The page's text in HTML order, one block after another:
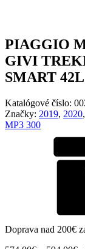
PIAGGIO
GIVI
SMART
Katalógové číslo:
Značky: 2019, 2020,
MP3 300
Doprava nad 200€